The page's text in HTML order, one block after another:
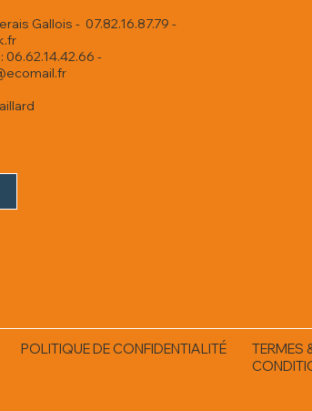
Gallois - 07.82.16.87.79 -
06.62.14.42.66 -
POLITIQUE DE CONFIDENTIALITÉ
TERMES